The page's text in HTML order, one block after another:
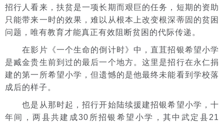
招行人看来，扶贫是一项长期而艰巨的任务，短期的资助
只能带来一时的效果，难以从根本上改变根深蒂固的贫困
问题，唯有教育才能真正有效阻断贫困的代际传递。
在影片《一个生命的倒计时》中，直苴招银希望小学
是臧金贵生前到过的最后一个地方。这里是招行在永仁捐
建的第一所希望小学，但遗憾的是他最终未能看到学校落
成后的样子。
也是从那时起，招行开始陆续援建招银希望小学，十
年间，两县共建成30所招银希望小学，其中武定县21